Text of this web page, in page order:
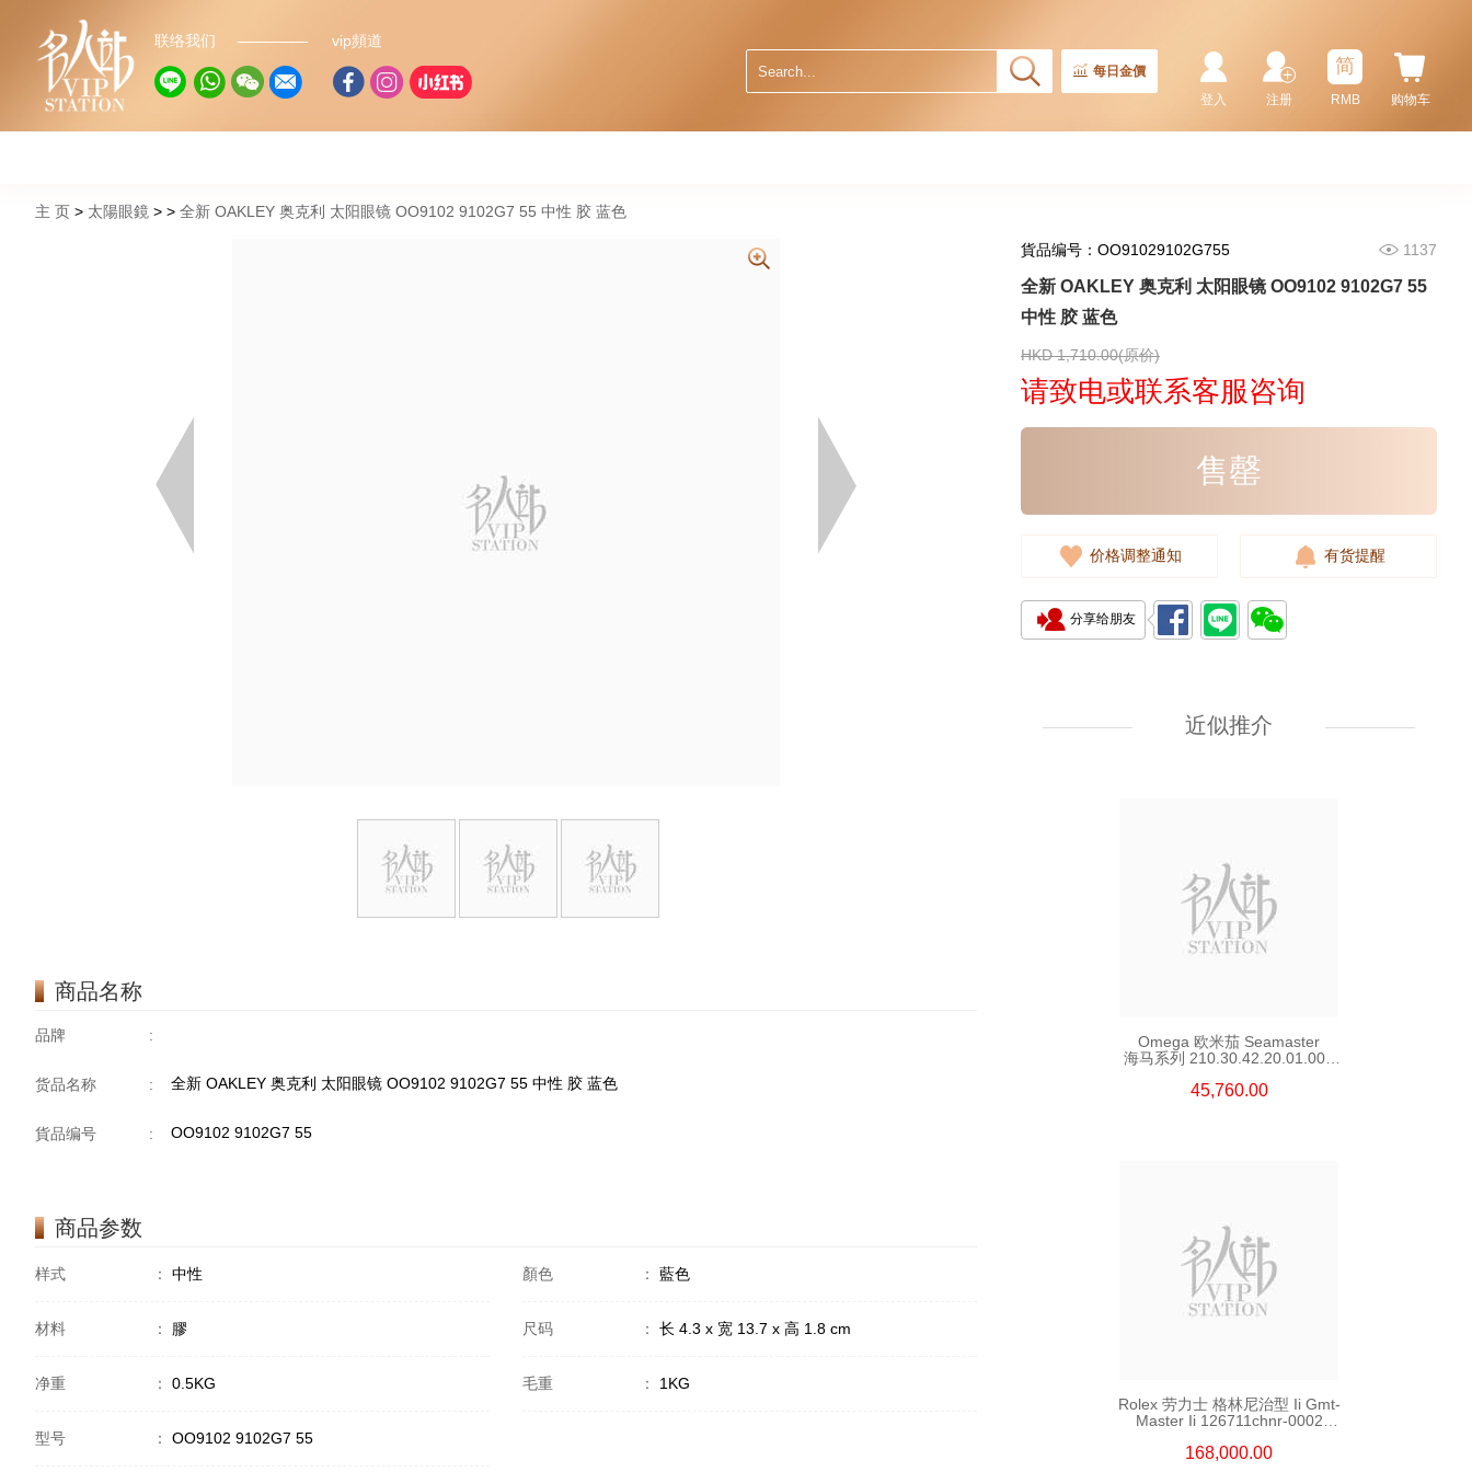
联络我们 vip頻道
每日金價
购物车
简
RMB
注册
登入
主 页 太陽眼鏡 全新 OAKLEY 奥克利 太阳眼镜 OO9102 9102G7 55 中性 胶 蓝色
商品名称
品牌 :
货品名称 : 全新 OAKLEY 奥克利 太阳眼镜 OO9102 9102G7 55 中性 胶 蓝色
貨品编号 : OO9102 9102G7 55
商品参数
样式 ： 中性 顏色 ： 藍色
材料 ： 膠 尺码 ： 长 4.3 x 宽 13.7 x 高 1.8 cm
净重 ： 0.5KG 毛重 ： 1KG
型号 ： OO9102 9102G7 55
貨品编号：OO91029102G755 1137
全新 OAKLEY 奥克利 太阳眼镜 OO9102 9102G7 55
中性 胶 蓝色
HKD 1,710.00(原价)
请致电或联系客服咨询
售罄
价格调整通知 有货提醒
分享给朋友
近似推介
钢 游艇 灰面
107,000.00
Omega 欧米茄 Seamaster
海马系列 210.30.42.20.01.002
45,760.00
Rolex 劳力士 格林尼治型 Ii Gmt-
Master Ii 126711chnr-0002
168,000.00